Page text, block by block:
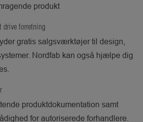
produkt
drive forretning
gratis salgsværktøjer til design,
Nordfab kan også hjælpe dig
produktdokumentation samt
for autoriserede forhandlere.